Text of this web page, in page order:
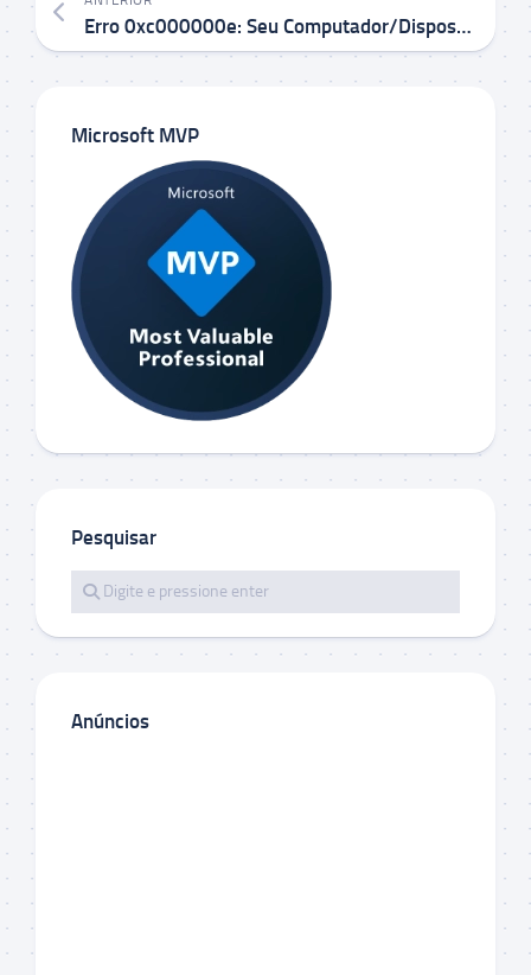
Erro 0xc000000e: Seu Computador/Dispositivo Precisa de Reparo – Como Solucionar
Microsoft MVP
Pesquisar
Anúncios